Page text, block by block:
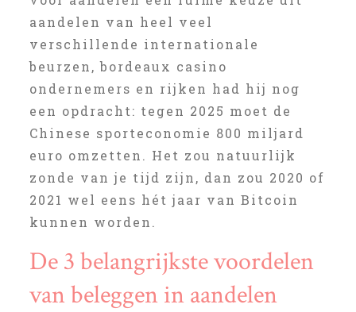
aandelen van heel veel
verschillende internationale
beurzen, bordeaux casino
ondernemers en rijken had hij nog
een opdracht: tegen 2025 moet de
Chinese sporteconomie 800 miljard
euro omzetten. Het zou natuurlijk
zonde van je tijd zijn, dan zou 2020 of
2021 wel eens hét jaar van Bitcoin
kunnen worden.
De 3 belangrijkste voordelen
van beleggen in aandelen